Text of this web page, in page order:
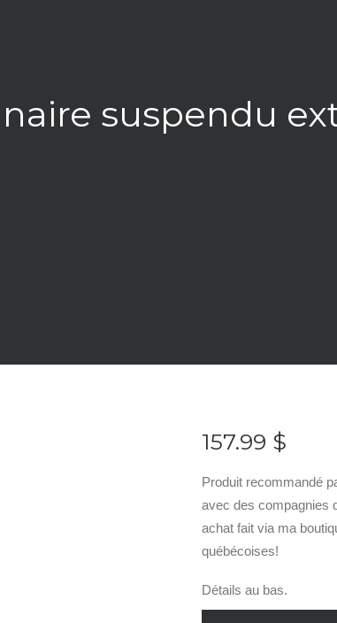
suspendu
157.99 $
Produit recommandé
avec des compagnies
achat fait via ma
québécoises!
Détails au bas.